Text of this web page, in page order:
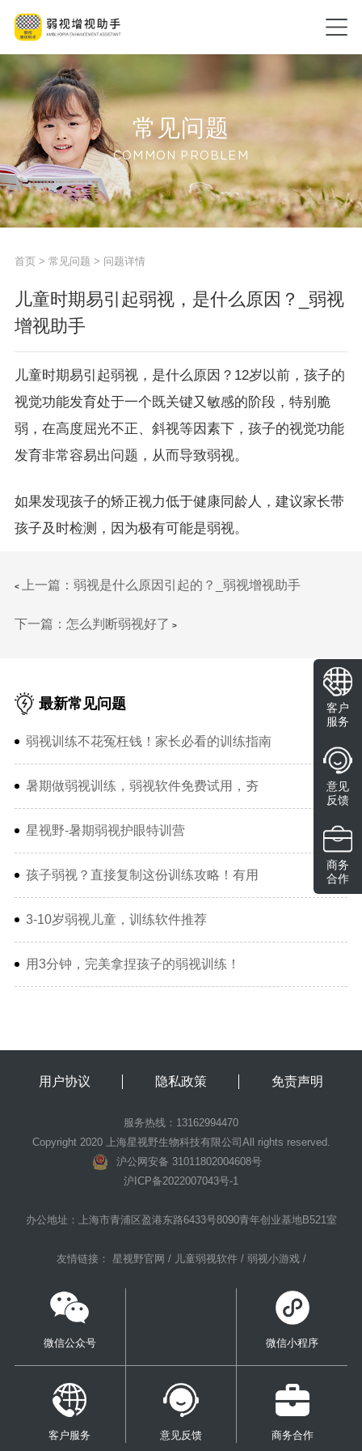
常见问题
COMMON PROBLEM
首页 > 常见问题 > 问题详情
儿童时期易引起弱视，是什么原因？_弱视
增视助手
儿童时期易引起弱视，是什么原因？12岁以前，孩子的
视觉功能发育处于一个既关键又敏感的阶段，特别脆
弱，在高度屈光不正、斜视等因素下，孩子的视觉功能
发育非常容易出问题，从而导致弱视。
如果发现孩子的矫正视力低于健康同龄人，建议家长带
孩子及时检测，因为极有可能是弱视。
< 上一篇：弱视是什么原因引起的？_弱视增视助手
下一篇：怎么判断弱视好了 >
最新常见问题
弱视训练不花冤枉钱！家长必看的训练指南
暑期做弱视训练，弱视软件免费试用，夯
星视野-暑期弱视护眼特训营
孩子弱视？直接复制这份训练攻略！有用
3-10岁弱视儿童，训练软件推荐
用3分钟，完美拿捏孩子的弱视训练！
客户
服务
意见
反馈
商务
合作
用户协议 隐私政策 免责声明
服务热线：13162994470
Copyright 2020 上海星视野生物科技有限公司All rights reserved.
沪公网安备 31011802004608号
沪ICP备2022007043号-1
办公地址：上海市青浦区盈港东路6433号8090青年创业基地B521室
友情链接： 星视野官网 / 儿童弱视软件 / 弱视小游戏 /
微信公众号 微信小程序
客户服务 意见反馈 商务合作